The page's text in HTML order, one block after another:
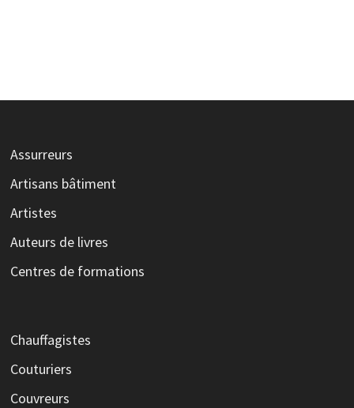
Assurreurs
Artisans bâtiment
Artistes
Auteurs de livres
Centres de formations
Chauffagistes
Couturiers
Couvreurs